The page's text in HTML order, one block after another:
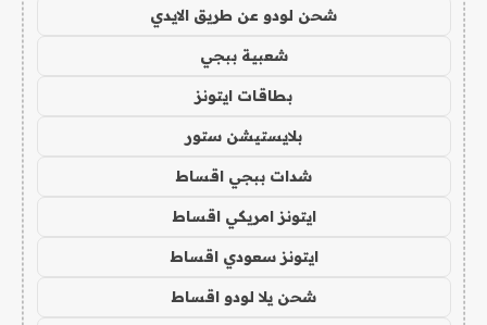
شحن لودو عن طريق الايدي
شعبية ببجي
بطاقات ايتونز
بلايستيشن ستور
شدات ببجي اقساط
ايتونز امريكي اقساط
ايتونز سعودي اقساط
شحن يلا لودو اقساط